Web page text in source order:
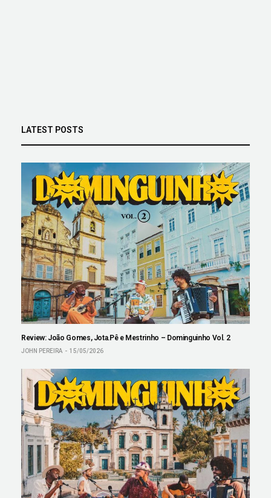
LATEST POSTS
Review: João Gomes, Jota.Pê e Mestrinho – Dominguinho Vol. 2
JOHN PEREIRA 15/05/2026